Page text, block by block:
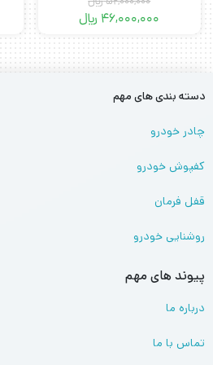
46,000,000 ﷼
دسته بندی های مهم
چادر خودرو
کفپوش خودرو
قفل فرمان
روشنایی خودرو
پیوند های مهم
درباره ما
تماس با ما